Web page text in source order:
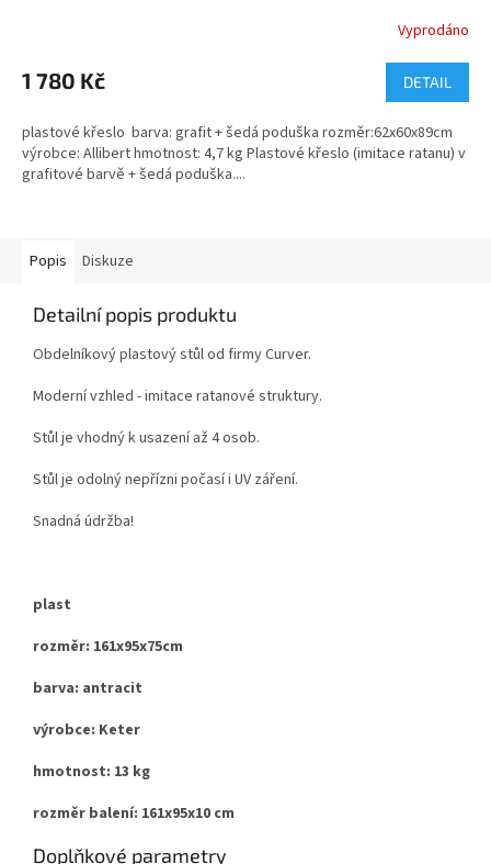
Vyprodáno
1 780 Kč DETAIL
plastové křeslo barva: grafit + šedá poduška rozměr:62x60x89cm
výrobce: Allibert hmotnost: 4,7 kg Plastové křeslo (imitace ratanu) v
grafitové barvě + šedá poduška....
Popis Diskuze
Detailní popis produktu
Obdelníkový plastový stůl od firmy Curver.
Moderní vzhled - imitace ratanové struktury.
Stůl je vhodný k usazení až 4 osob.
Stůl je odolný nepřízni počasí i UV záření.
Snadná údržba!
plast
rozměr: 161x95x75cm
barva: antracit
výrobce: Keter
hmotnost: 13 kg
rozměr balení: 161x95x10 cm
Doplňkové parametry